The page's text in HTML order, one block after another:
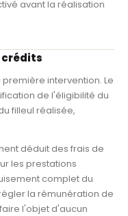
avant la réalisation
intervention. Le
de l'éligibilité du
filleul réalisée,
déduit des frais de
les prestations
complet du
la rémunération de
l'objet d'aucun